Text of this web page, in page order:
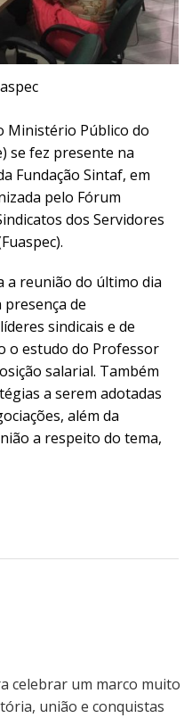
Ministério Público do
se fez presente na
Fundação Sintaf, em
pelo Fórum
dos Servidores
a reunião do último dia
de
sindicais e de
o estudo do Professor
salarial. Também
a serem adotadas
além da
a respeito do tema,
celebrar um marco muito
união e conquistas